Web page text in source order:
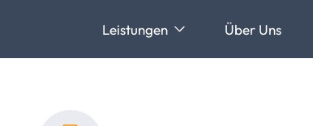
Leistungen Über Uns